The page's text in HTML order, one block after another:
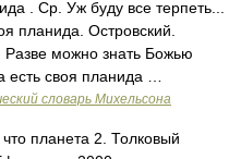
. Ср. Уж буду все терпеть...
планида. Островский.
можно знать Божью
есть своя планида …
словарь Михельсона
планета 2. Толковый